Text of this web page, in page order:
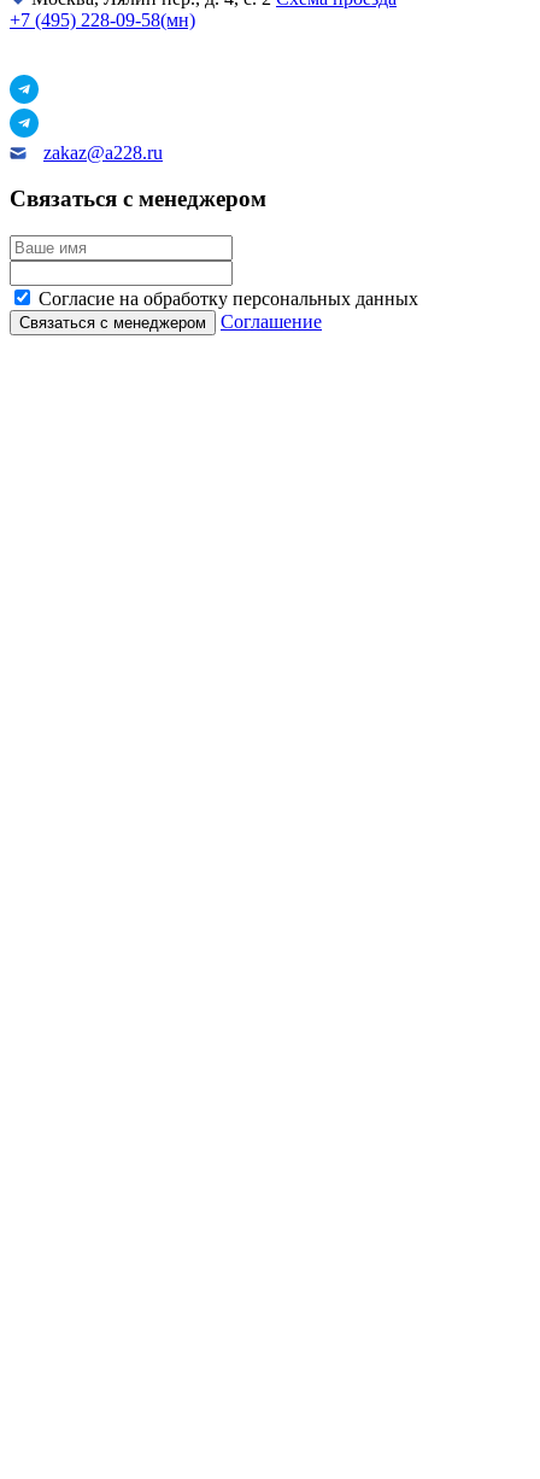
+7 (495) 228-09-58(мн)
zakaz@a228.ru
Связаться с менеджером
Согласие на обработку персональных данных
Соглашение